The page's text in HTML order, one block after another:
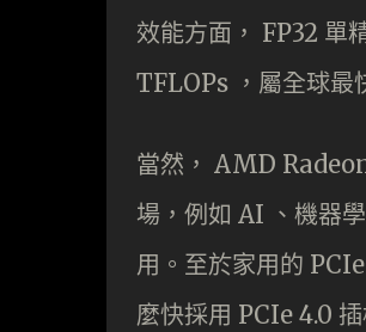
效能方面， FP32 單
TFLOPs ，屬全球最
當然， AMD
場，例如 AI 、機器
用。至於家用的
麼快採用 PCIe 4.0 插